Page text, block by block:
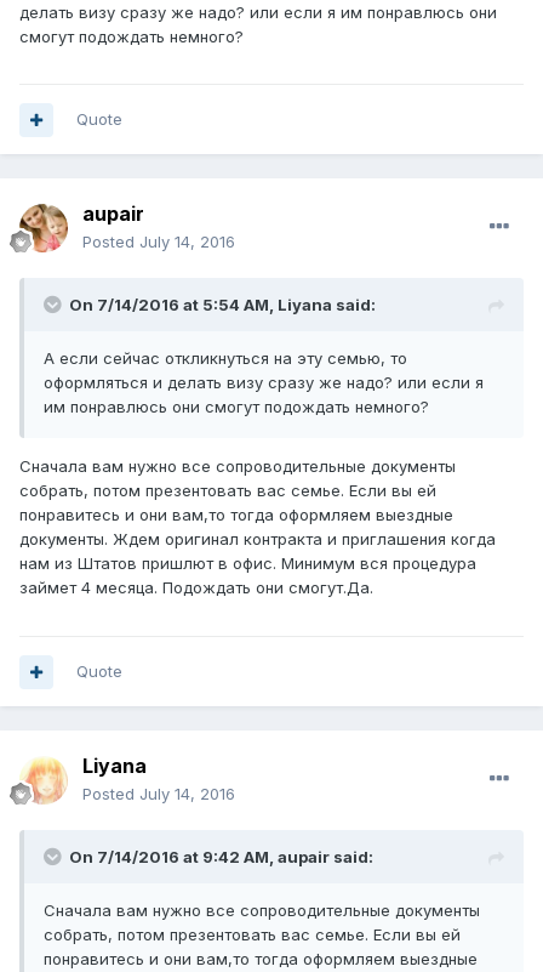
делать визу сразу же надо? или если я им понравлюсь они
смогут подождать немного?
Quote
aupair
Posted July 14, 2016
On 7/14/2016 at 5:54 AM, Liyana said:
А если сейчас откликнуться на эту семью, то
оформляться и делать визу сразу же надо? или если я
им понравлюсь они смогут подождать немного?
Сначала вам нужно все сопроводительные документы
собрать, потом презентовать вас семье. Если вы ей
понравитесь и они вам,то тогда оформляем выездные
документы. Ждем оригинал контракта и приглашения когда
нам из Штатов пришлют в офис. Минимум вся процедура
займет 4 месяца. Подождать они смогут.Да.
Quote
Liyana
Posted July 14, 2016
On 7/14/2016 at 9:42 AM, aupair said:
Сначала вам нужно все сопроводительные документы
собрать, потом презентовать вас семье. Если вы ей
понравитесь и они вам,то тогда оформляем выездные